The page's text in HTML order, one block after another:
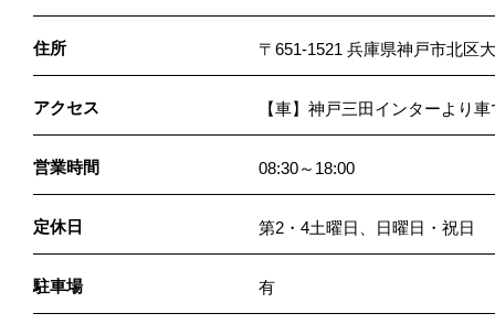
住所 〒651-1521 兵庫県神戸市北区
アクセス 【車】神戸三田インターより
営業時間 08:30～18:00
定休日 第2・4土曜日、日曜日・祝日
駐車場 有